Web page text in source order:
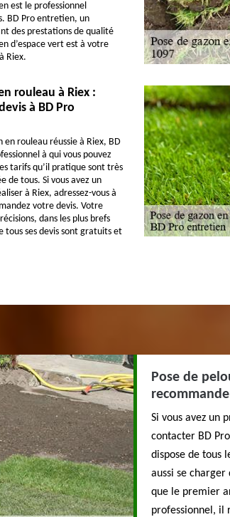
est le professionnel
BD Pro entretien, un
des prestations de qualité
d’espace vert est à votre
Riex.
rouleau à Riex :
à BD Pro
en rouleau réussie à Riex, BD
à qui vous pouvez
tarifs qu’il pratique sont très
de tous. Si vous avez un
à Riex, adressez-vous à
votre devis. Votre
dans les plus brefs
tous ses devis sont gratuits et
Pose de
Si vous avez un
contacter BD
dispose de tous
aussi se
que le premier
professionnel, il